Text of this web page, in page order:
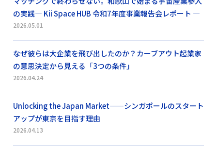
の実践― Kii Space HUB 令和7年度事業報告会レポート ―
2026.05.01
なぜ彼らは大企業を飛び出したのか？カーブアウト起業家
の意思決定から見える「3つの条件」
2026.04.24
Unlocking the Japan Market——シンガポールのスタート
アップが東京を目指す理由
2026.04.13